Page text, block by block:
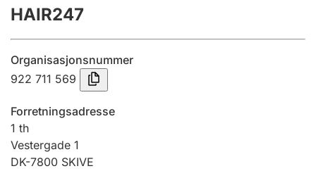
Innsending og forsinkelsesgebyr
Tinglysing
Jeger
Betaling og jegeravgiftskort
HAIR247
Organisasjonsnummer
922 711 569
Forretningsadresse
1 th
Vestergade 1
DK-7800 SKIVE